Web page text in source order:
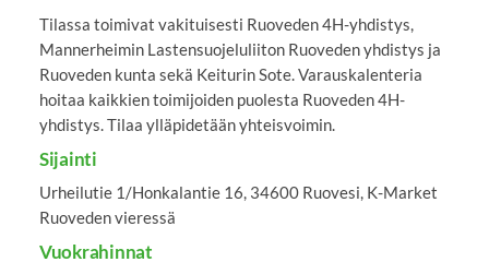
Tilassa toimivat vakituisesti Ruoveden 4H-yhdistys,
Mannerheimin Lastensuojeluliiton Ruoveden yhdistys ja
Ruoveden kunta sekä Keiturin Sote. Varauskalenteria
hoitaa kaikkien toimijoiden puolesta Ruoveden 4H-
yhdistys. Tilaa ylläpidetään yhteisvoimin.
Sijainti
Urheilutie 1/Honkalantie 16, 34600 Ruovesi, K-Market
Ruoveden vieressä
Vuokrahinnat